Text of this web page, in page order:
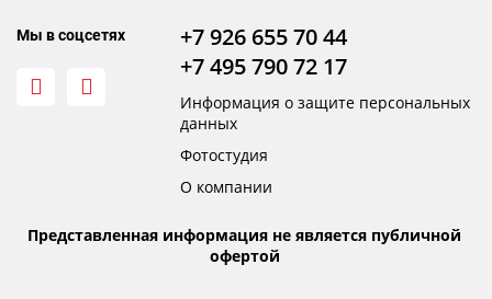
Мы в соцсетях
+7 926 655 70 44
+7 495 790 72 17
Информация о защите персональных
данных
Фотостудия
О компании
Представленная информация не является публичной
офертой